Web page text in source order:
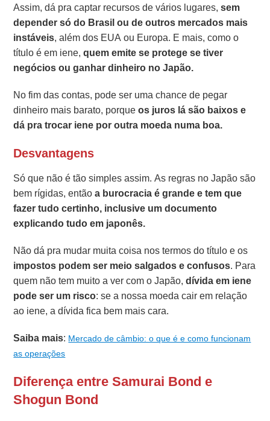
Assim, dá pra captar recursos de vários lugares,sem
depender só do Brasil ou de outros mercados mais
instáveis, além dos EUA ou Europa. E mais, como o
título é em iene,quem emite se protege se tiver
negócios ou ganhar dinheiro no Japão.
No fim das contas, pode ser uma chance de pegar
dinheiro mais barato, porqueos juros lá são baixos e
dá pra trocar iene por outra moeda numa boa.
Desvantagens
Só que não é tão simples assim. As regras no Japão são
bem rígidas, entãoa burocracia é grande e tem que
fazer tudo certinho, inclusive um documento
explicando tudo em japonês.
Não dá pra mudar muita coisa nos termos do título e os
impostos podem ser meio salgados e confusos. Para
quem não tem muito a ver com o Japão,dívida em iene
pode ser um risco: se a nossa moeda cair em relação
ao iene, a dívida fica bem mais cara.
Saiba mais: Mercado de câmbio: o que é e como funcionam
as operações
Diferença entre Samurai Bond e
Shogun Bond